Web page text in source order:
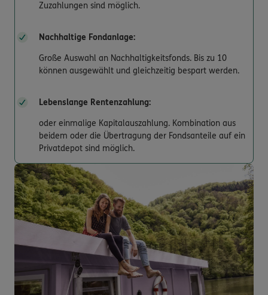
Zuzahlungen sind möglich.
Nachhaltige Fondanlage:
Große Auswahl an Nachhaltigkeitsfonds. Bis zu 10
können ausgewählt und gleichzeitig bespart werden.
Lebenslange Rentenzahlung:
oder einmalige Kapitalauszahlung. Kombination aus
beidem oder die Übertragung der Fondsanteile auf ein
Privatdepot sind möglich.